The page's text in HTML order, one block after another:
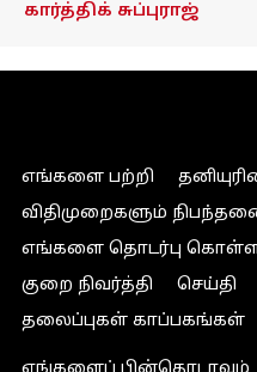
கார்த்திக் சுப்புராஜ்
எங்களை பற்றி
விதிமுறைகளும்
எங்களை தொடர்பு
குறை நிவர்த்தி
செய்தி
தலைப்புகள் காப்பகங்கள்